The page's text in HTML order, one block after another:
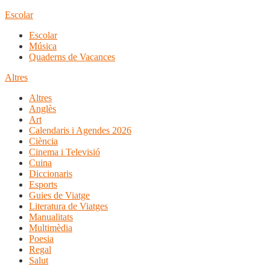
Escolar
Escolar
Música
Quaderns de Vacances
Altres
Altres
Anglès
Art
Calendaris i Agendes 2026
Ciència
Cinema i Televisió
Cuina
Diccionaris
Esports
Guies de Viatge
Literatura de Viatges
Manualitats
Multimèdia
Poesia
Regal
Salut